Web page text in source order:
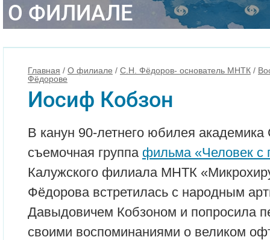
О ФИЛИАЛЕ
Главная / О филиале / С.Н. Фёдоров- основатель МНТК /
Фёдорове
Иосиф Кобзон
В канун 90-летнего юбилея
съемочная группа фильма «Человек с
Калужского филиала МНТК
Фёдорова встретилась с народным
Давыдовичем Кобзоном и попросила
своими воспоминаниями о великом